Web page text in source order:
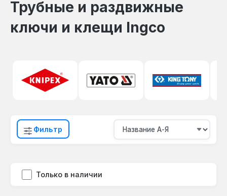
Трубные и раздвижные
ключи и клещи Ingco
Фильтр
Только в наличии